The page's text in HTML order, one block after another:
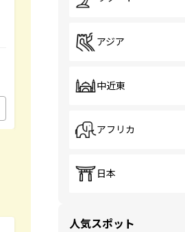
アジア
中近東
アフリカ
日本
人気スポット